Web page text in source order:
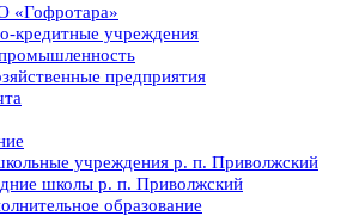
«Гофротара»
кредитные учреждения
предприятия
учреждения р. п. Приволжский
школы р. п. Приволжский
образование